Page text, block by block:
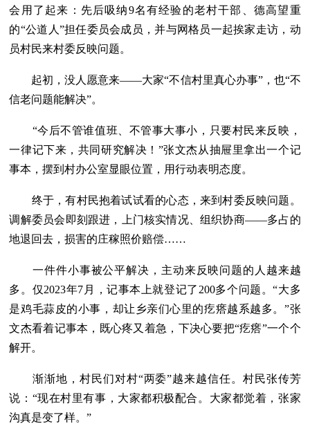
会用了起来：先后吸纳9名有经验的老村干部、德高望重
的“公道人”担任委员会成员，并与网格员一起挨家走访，动
员村民来村委反映问题。
起初，没人愿意来——大家“不信村里真心办事”，也“不
信老问题能解决”。
“今后不管谁值班、不管事大事小，只要村民来反映，
一律记下来，共同研究解决！”张文杰从抽屉里拿出一个记
事本，摆到村办公室显眼位置，用行动表明态度。
终于，有村民抱着试试看的心态，来到村委反映问题。
调解委员会即刻跟进，上门核实情况、组织协商——多占的
地退回去，损害的庄稼照价赔偿……
一件件小事被公平解决，主动来反映问题的人越来越
多。仅2023年7月，记事本上就登记了200多个问题。“大多
是鸡毛蒜皮的小事，却让乡亲们心里的疙瘩越系越多。”张
文杰看着记事本，既心疼又着急，下决心要把“疙瘩”一个个
解开。
渐渐地，村民们对村“两委”越来越信任。村民张传芳
说：“现在村里有事，大家都积极配合。大家都觉着，张家
沟真是变了样。”